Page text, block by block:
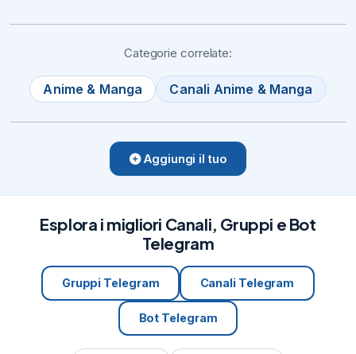
Categorie correlate:
Anime & Manga Canali Anime & Manga
Aggiungi il tuo
Esplora i migliori Canali, Gruppi e Bot
Telegram
Gruppi Telegram Canali Telegram
Bot Telegram